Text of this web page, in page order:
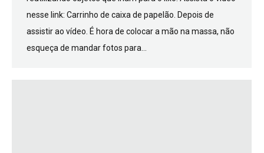
nesse link: Carrinho de caixa de papelão. Depois de
assistir ao vídeo. É hora de colocar a mão na massa, não
esqueça de mandar fotos para…